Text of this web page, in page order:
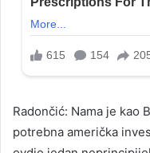
Radončić: Nama je kao
potrebna američka